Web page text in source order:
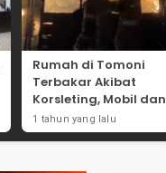
Rumah di Tomoni
Terbakar Akibat
Korsleting, Mobil dan
Motor Ikut Hangus
1 tahun yang lalu